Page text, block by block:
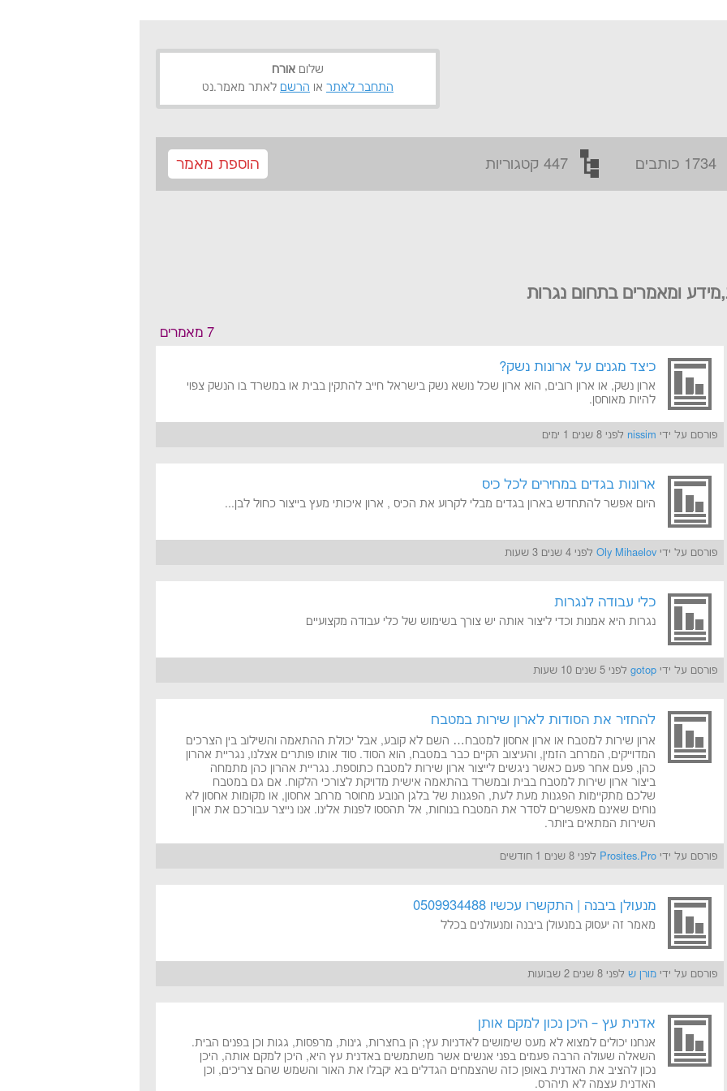
שלום אורח
התחבר לאתר או הרשם לאתר מאמר.נט
1734 כותבים 447 קטגוריות הוספת מאמר
ומאמרים בתחום נגרות
7 מאמרים
כיצד מגנים על ארונות נשק?
ארון נשק, או ארון רובים, הוא ארון שכל נושא נשק בישראל חייב להתקין בבית או במשרד בו הנשק צפוי
להיות מאוחסן.
פורסם על ידי nissim לפני 8 שנים 1 ימים
ארונות בגדים במחירים לכל כיס
היום אפשר להתחדש בארון בגדים מבלי לקרוע את הכיס , ארון איכותי מעץ בייצור כחול לבן...
פורסם על ידי Oly Mihaelov לפני 4 שנים 3 שעות
כלי עבודה לנגרות
נגרות היא אמנות וכדי ליצור אותה יש צורך בשימוש של כלי עבודה מקצועיים
פורסם על ידי gotop לפני 5 שנים 10 שעות
להחזיר את הסודות לארון שירות במטבח
ארון שירות למטבח או ארון אחסון למטבח… השם לא קובע, אבל יכולת ההתאמה והשילוב בין הצרכים
המדוייקים, המרחב הזמין, והעיצוב הקיים כבר במטבח, הוא הסוד. סוד אותו פותרים אצלנו, נגריית אהרון
כהן, פעם אחר פעם כאשר ניגשים לייצור ארון שירות למטבח כתוספת. נגריית אהרון כהן מתמחה
ביצור ארון שירות למטבח בבית ובמשרד בהתאמה אישית מדויקת לצורכי הלקוח. אם גם במטבח
שלכם מתקיימות הפגנות מעת לעת, הפגנות של בלגן הנובע מחוסר מרחב אחסון, או מקומות אחסון לא
נוחים שאינם מאפשרים לסדר את המטבח בנוחות, אל תהססו לפנות אלינו. אנו נייצר עבורכם את ארון
השירות המתאים ביותר.
פורסם על ידי Prosites.Pro לפני 8 שנים 1 חודשים
מנעולן ביבנה | התקשרו עכשיו 0509934488
מאמר זה יעסוק במנעולן ביבנה ומנעולנים בכלל
פורסם על ידי מורן ש לפני 8 שנים 2 שבועות
אדנית עץ – היכן נכון למקם אותן
אנחנו יכולים למצוא לא מעט שימושים לאדניות עץ; הן בחצרות, גינות, מרפסות, גגות וכן בפנים הבית.
השאלה שעולה הרבה פעמים בפני אנשים אשר משתמשים באדנית עץ היא, היכן למקם אותה, היכן
נכון להציב את האדנית באופן כזה שהצמחים הגדלים בא יקבלו את האור והשמש שהם צריכים, וכן
האדנית עצמה לא תיהרס.